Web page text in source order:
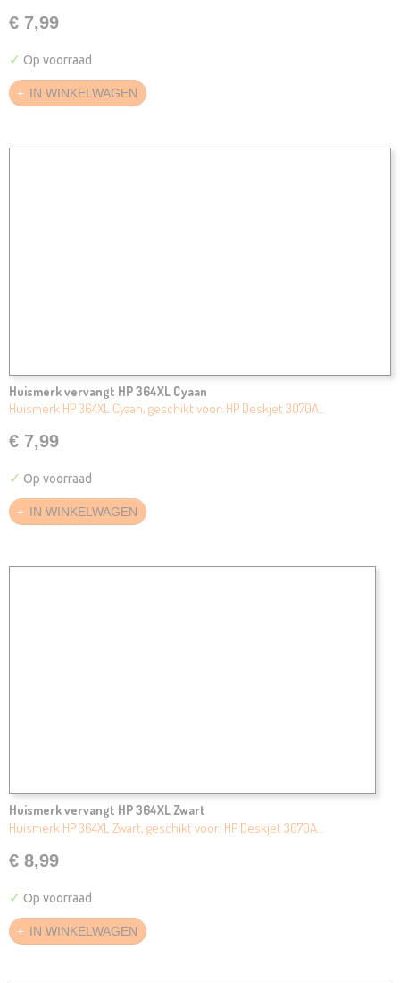
€ 7,99
✓ Op voorraad
IN WINKELWAGEN
Huismerk vervangt HP 364XL Cyaan
Huismerk HP 364XL Cyaan, geschikt voor: HP Deskjet 3070A…
€ 7,99
✓ Op voorraad
IN WINKELWAGEN
Huismerk vervangt HP 364XL Zwart
Huismerk HP 364XL Zwart, geschikt voor: HP Deskjet 3070A…
€ 8,99
✓ Op voorraad
IN WINKELWAGEN